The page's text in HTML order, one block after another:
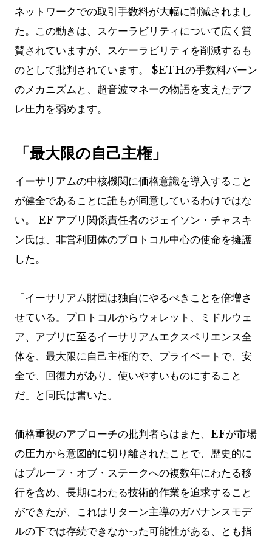
ネットワークでの取引手数料が大幅に削減されまし
た。この動きは、スケーラビリティについて広く賞
賛されていますが、スケーラビリティを削減するも
のとして批判されています。 $ETHの手数料バーン
のメカニズムと、超音波マネーの物語を支えたデフ
レ圧力を弱めます。
「最大限の自己主権」
イーサリアムの中核機関に価格意識を導入すること
が健全であることに誰もが同意しているわけではな
い。 EF アプリ関係責任者のジェイソン・チャスキ
ン氏は、非営利団体のプロトコル中心の使命を擁護
した。
「イーサリアム財団は独自にやるべきことを倍増さ
せている。プロトコルからウォレット、ミドルウェ
ア、アプリに至るイーサリアムエクスペリエンス全
体を、最大限に自己主権的で、プライベートで、安
全で、回復力があり、使いやすいものにすること
だ」と同氏は書いた。
価格重視のアプローチの批判者らはまた、EFが市場
の圧力から意図的に切り離されたことで、歴史的に
はプルーフ・オブ・ステークへの複数年にわたる移
行を含め、長期にわたる技術的作業を追求すること
ができたが、これはリターン主導のガバナンスモデ
ルの下では存続できなかった可能性がある、とも指